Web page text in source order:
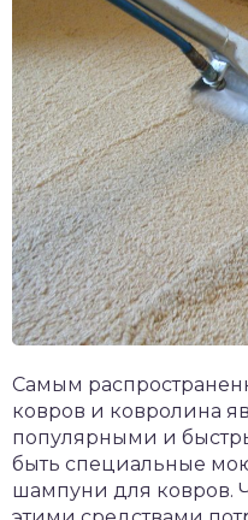
Самым
ковров и ковролина
популярными и
быть специальные
шампуни для ковров.